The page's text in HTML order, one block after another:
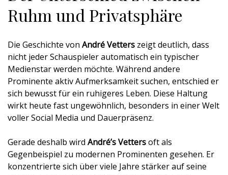
Ruhm und Privatsphäre
Die Geschichte von André Vetters zeigt deutlich, dass
nicht jeder Schauspieler automatisch ein typischer
Medienstar werden möchte. Während andere
Prominente aktiv Aufmerksamkeit suchen, entschied er
sich bewusst für ein ruhigeres Leben. Diese Haltung
wirkt heute fast ungewöhnlich, besonders in einer Welt
voller Social Media und Dauerpräsenz.
Gerade deshalb wird André’s Vettersoft als
Gegenbeispiel zu modernen Prominenten gesehen. Er
konzentrierte sich über viele Jahre stärker auf seine